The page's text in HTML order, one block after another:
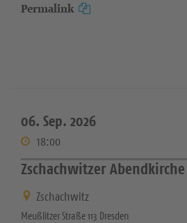
Permalink
06. Sep. 2026
18:00
Zschachwitzer Abendkirche
Zschachwitz
Meußlitzer Straße 113 Dresden